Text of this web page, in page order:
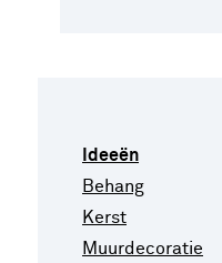
Ideeën
Behang
Kerst
Muurdecoratie